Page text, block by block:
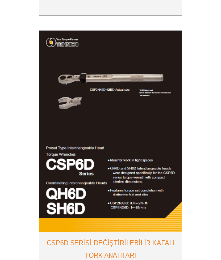
CSP6D SERISI DEĞIŞTIRILEBILIR KAFALI
TORK ANAHTARI